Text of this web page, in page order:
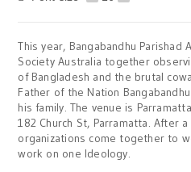
This year, Bangabandhu Parishad
Society Australia together
of Bangladesh and the brutal
Father of the Nation
his family. The venue is
182 Church St, Parramatta. After
organizations come together to
work on one Ideology.